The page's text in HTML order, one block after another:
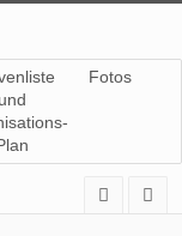
und
Fotos